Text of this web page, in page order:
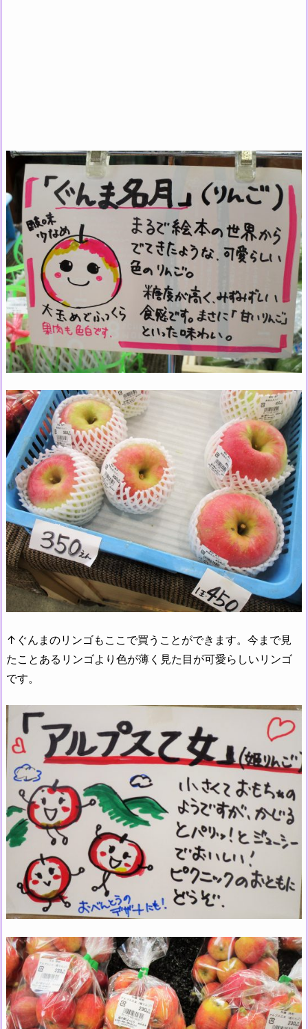
↑ぐんまのリンゴもここで買うことができます。今まで見
たことあるリンゴより色が薄く見た目が可愛らしいリンゴ
です。